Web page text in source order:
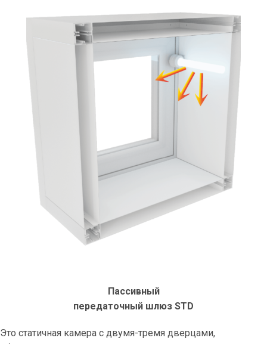
Пассивный
передаточный шлюз STD
Это статичная камера с двумя-тремя дверцами,